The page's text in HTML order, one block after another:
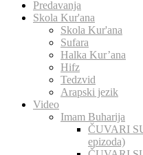
Predavanja
Skola Kur'ana
Skola Kur'ana
Sufara
Halka Kur’ana
Hifz
Tedzvid
Arapski jezik
Video
Imam Buharija
ČUVARI
epizoda)